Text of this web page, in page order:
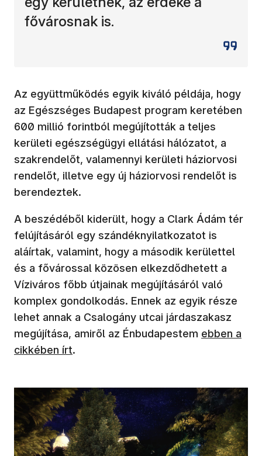
fővárosnak is.
Az együttműködés egyik kiváló példája, hogy
az Egészséges Budapest program keretében
600 millió forintból megújították a teljes
kerületi egészségügyi ellátási hálózatot, a
szakrendelőt, valamennyi kerületi háziorvosi
rendelőt, illetve egy új háziorvosi rendelőt is
berendeztek.
A beszédéből kiderült, hogy a Clark Ádám tér
felújításáról egy szándéknyilatkozatot is
aláírtak, valamint, hogy a második kerülettel
és a fővárossal közösen elkezdődhetett a
Víziváros főbb útjainak megújításáról való
komplex gondolkodás. Ennek az egyik része
lehet annak a Csalogány utcai járdaszakasz
megújítása, amiről az Énbudapestem (új
ebben a
cikkében írt.